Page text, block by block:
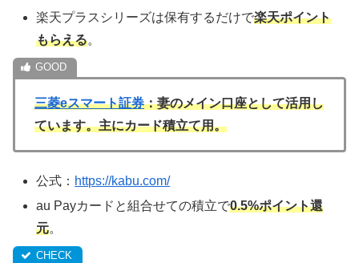
楽天プラスシリーズは保有するだけで楽天ポイント
もらえる。
三菱eスマート証券：妻のメイン口座として活用し
ています。主にカード積立て用。
公式： https://kabu.com/
au Payカードと組合せての積立で0.5%ポイント還
元。